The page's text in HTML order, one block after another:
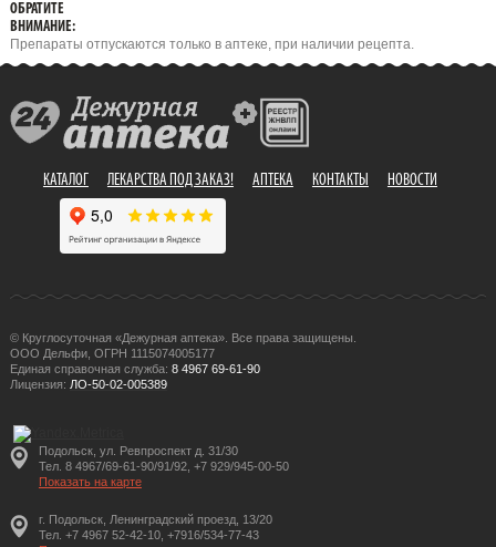
ОБРАТИТЕ
ВНИМАНИЕ:
Препараты отпускаются только в аптеке, при наличии рецепта.
КАТАЛОГ ЛЕКАРСТВА ПОД ЗАКАЗ! АПТЕКА КОНТАКТЫ НОВОСТИ
© Круглосуточная «Дежурная аптека». Все права защищены.
ООО Дельфи, ОГРН 1115074005177
Единая справочная служба: 8 4967 69-61-90
Лицензия: ЛО-50-02-005389
Подольск, ул. Ревпроспект д. 31/30
Тел. 8 4967/69-61-90/91/92, +7 929/945-00-50
Показать на карте
г. Подольск, Ленинградский проезд, 13/20
Тел. +7 4967 52-42-10, +7916/534-77-43